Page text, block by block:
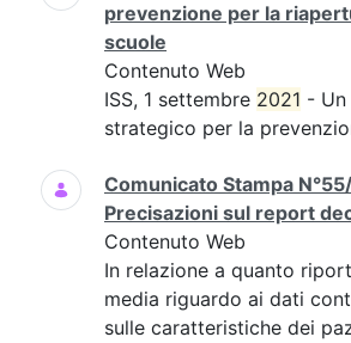
prevenzione per la
scuole
Contenuto Web
ISS, 1 settembre 2021 -
strategico per la
Comunicato Stampa N°55/
Precisazioni sul report
Contenuto Web
In relazione a quanto
media riguardo ai dati
sulle caratteristiche dei